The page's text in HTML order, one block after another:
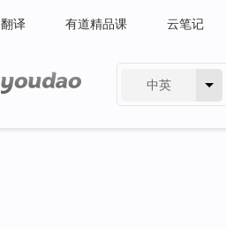
翻译 有道精品课 云笔记
中英